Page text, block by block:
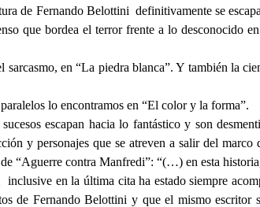
de Fernando Belottini definitivamente se
que bordea el terror frente a lo desconocido
en “La piedra blanca”. Y también la
lo encontramos en “El color y la forma”.
escapan hacia lo fantástico y son
y personajes que se atreven a salir del marco
“Aguerre contra Manfredi”: “(…) en esta
en la última cita ha estado siempre
de Fernando Belottini y que el mismo